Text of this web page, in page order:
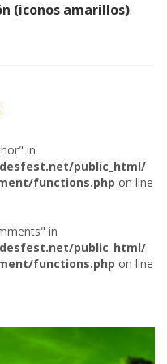
(iconos amarillos).
in
public_html/
functions.php on line
in
public_html/
functions.php on line